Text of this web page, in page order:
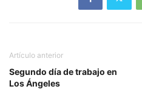
Artículo anterior
Segundo día de trabajo en
Los Ángeles